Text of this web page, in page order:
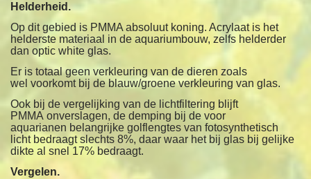
Helderheid.
Op dit gebied is PMMA absoluut koning. Acrylaat is het
helderste materiaal in de aquariumbouw, zelfs helderder
dan optic white glas.
Er is totaal geen verkleuring van de dieren zoals
welvoorkomt bij de blauw/groene verkleuring van glas.
Ook bij de vergelijking van de lichtfiltering blijft
PMMAonverslagen, de demping bij de voor
aquarianen belangrijke golflengtes van fotosynthetisch
licht bedraagt slechts 8%, daar waar het bij glas bij gelijke
dikte al snel 17% bedraagt.
Vergelen.